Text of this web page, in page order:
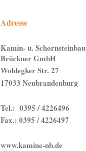
Adresse
Kamin- u. Schornsteinbau
Brückner GmbH
Woldegker Str. 27
17033 Neubrandenburg
Tel.: 0395 / 4226496
Fax.: 0395 / 4226497
www.kamine-nb.de